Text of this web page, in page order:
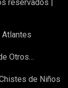
reservados
Otros…
de Niños